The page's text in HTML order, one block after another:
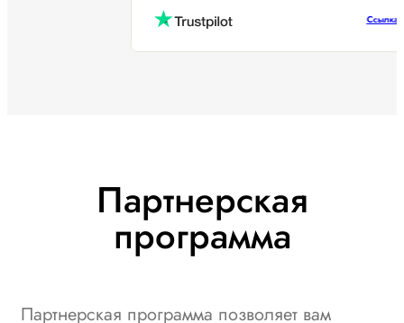
Партнерская
программа
Партнерская программа позволяет вам